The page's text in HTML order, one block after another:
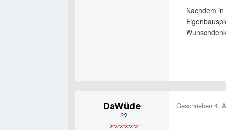
Nachdem
DaWüde
??
Geschrieben 4.